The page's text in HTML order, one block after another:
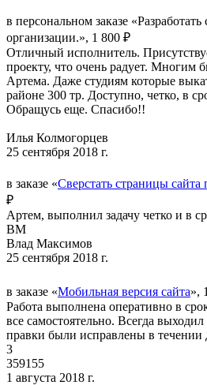
в персональном заказе
организации.», 1 800 ₽
Отличный исполнитель.
проекту, что очень радует. Многим
Артема. Даже студиям которые
районе 300 тр. Доступно, четко, в
Обращусь еще. Спасибо!!
Илья Колмогорцев
25 сентября 2018 г.
в заказе «Сверстать страницы сайта
₽
Артем, выполнил задачу четко и в
ВМ
Влад Максимов
25 сентября 2018 г.
в заказе «Мобильная версия сайта»,
Работа выполнена оперативно в
все самостоятельно. Всегда
правки были исправлены в течении
3
359155
1 августа 2018 г.